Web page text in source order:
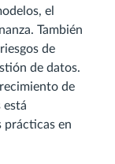
el
También
de
de datos.
de
está
prácticas en